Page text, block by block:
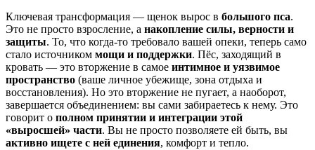
Ключевая трансформация — щенок вырос в большого пса.
Это не просто взросление, а накопление силы, верности и
защиты. То, что когда-то требовало вашей опеки, теперь само
стало источником мощи и поддержки. Пёс, заходящий в
кровать — это вторжение в самое интимное и уязвимое
пространство (ваше личное убежище, зона отдыха и
восстановления). Но это вторжение не пугает, а наоборот,
завершается объединением: вы сами забираетесь к нему. Это
говорит о полном принятии и интеграции этой
«выросшей» части. Вы не просто позволяете ей быть, вы
активно ищете с ней единения, комфорт и тепло.